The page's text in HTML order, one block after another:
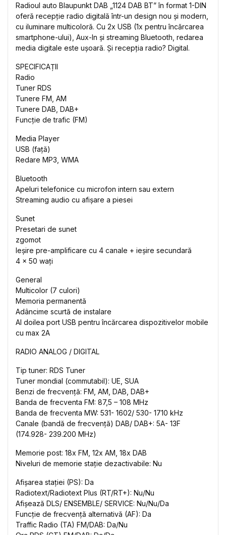
Radioul auto Blaupunkt DAB „1124 DAB BT” în format 1-DIN
oferă recepție radio digitală într-un design nou și modern,
cu iluminare multicoloră. Cu 2x USB (1x pentru încărcarea
smartphone-ului), Aux-In și streaming Bluetooth, redarea
media digitale este ușoară. Și recepția radio? Digital.
SPECIFICAȚII
Radio
Tuner RDS
Tunere FM, AM
Tunere DAB, DAB+
Funcție de trafic (FM)
Media Player
USB (față)
Redare MP3, WMA
Bluetooth
Apeluri telefonice cu microfon intern sau extern
Streaming audio cu afișare a piesei
Sunet
Presetari de sunet
zgomot
Ieșire pre-amplificare cu 4 canale + ieșire secundară
4 x 50 wați
General
Multicolor (7 culori)
Memoria permanentă
Adâncime scurtă de instalare
Al doilea port USB pentru încărcarea dispozitivelor mobile
cu max 2A
RADIO ANALOG / DIGITAL
Tip tuner: RDS Tuner
Tuner mondial (commutabil): UE, SUA
Benzi de frecvență: FM, AM, DAB, DAB+
Banda de frecventa FM: 87,5 – 108 MHz
Banda de frecventa MW: 531- 1602/ 530- 1710 kHz
Canale (bandă de frecvență) DAB/ DAB+: 5A- 13F
(174.928- 239.200 MHz)
Memorie post: 18x FM, 12x AM, 18x DAB
Niveluri de memorie stație dezactivabile: Nu
Afișarea stației (PS): Da
Radiotext/Radiotext Plus (RT/RT+): Nu/Nu
Afișează DLS/ ENSEMBLE/ SERVICE: Nu/Nu/Da
Funcție de frecvență alternativă (AF): Da
Traffic Radio (TA) FM/DAB: Da/Nu